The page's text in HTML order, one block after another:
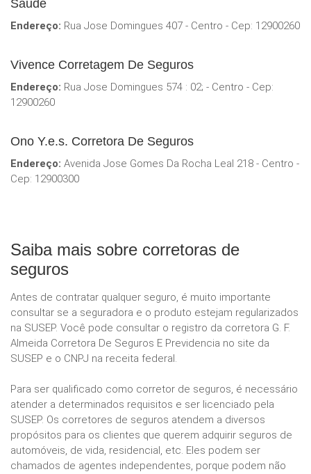
Saude
Endereço: Rua Jose Domingues 407 - Centro - Cep: 12900260
Vivence Corretagem De Seguros
Endereço: Rua Jose Domingues 574 : 02; - Centro - Cep:
12900260
Ono Y.e.s. Corretora De Seguros
Endereço: Avenida Jose Gomes Da Rocha Leal 218 - Centro -
Cep: 12900300
Saiba mais sobre corretoras de
seguros
Antes de contratar qualquer seguro, é muito importante
consultar se a seguradora e o produto estejam regularizados
na SUSEP. Você pode consultar o registro da corretora G. F.
Almeida Corretora De Seguros E Previdencia no site da
SUSEP e o CNPJ na receita federal.
Para ser qualificado como corretor de seguros, é necessário
atender a determinados requisitos e ser licenciado pela
SUSEP. Os corretores de seguros atendem a diversos
propósitos para os clientes que querem adquirir seguros de
automóveis, de vida, residencial, etc. Eles podem ser
chamados de agentes independentes, porque podem não